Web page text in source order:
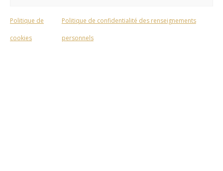
Politique de
cookies
Politique de confidentialité des renseignements
personnels